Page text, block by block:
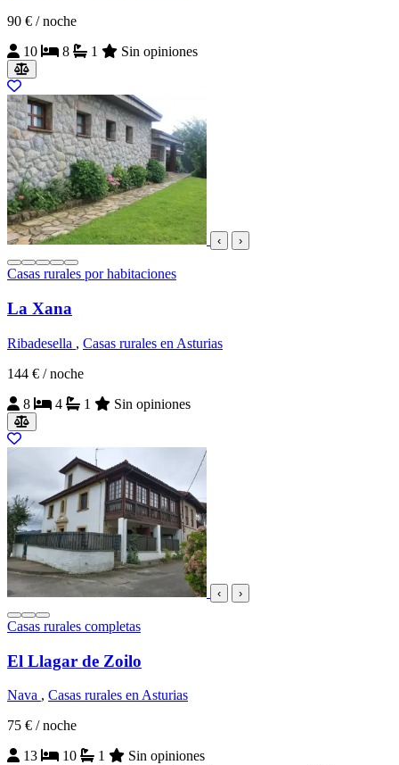
90 € / noche
10
8 1 Sin opiniones
‹ ›
Casas rurales por habitaciones
La Xana
Ribadesella , Casas rurales en Asturias
144 € / noche
8
4 1 Sin opiniones
‹ ›
Casas rurales completas
El Llagar de Zoilo
Nava , Casas rurales en Asturias
75 € / noche
13
10 1 Sin opiniones